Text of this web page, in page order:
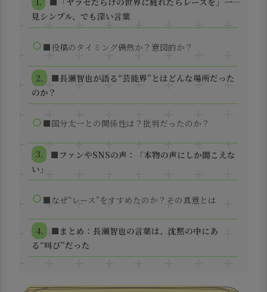
見シンプル、でも深い言葉
■投稿のタイミング――偶然か？意図的か？
■長瀬智也が語る“芸能界”とはどんな場所だった
のか？
■国分太一との関係性は？批判だったのか？
■ファンやSNSの声：「本物の声にしか聞こえな
い」
■なぜ“レース”をすすめたのか？その真意とは
■まとめ：長瀬智也の言葉は、沈黙の中にあ
る“叫び”だった